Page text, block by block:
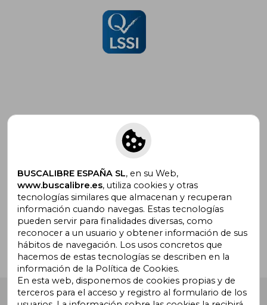
Suscríbete para recibir ofertas y
promociones
¿Necesitas ayuda?
Ir a Centro de Soporte
Buscalibre España . Calle Energía, 65, Nave 3 (08940),
BUSCALIBRE ESPAÑA SL, en su Web,
www.buscalibre.es, utiliza cookies y otras
tecnologías similares que almacenan y recuperan
información cuando navegas. Estas tecnologías
pueden servir para finalidades diversas, como
reconocer a un usuario y obtener información de sus
hábitos de navegación. Los usos concretos que
hacemos de estas tecnologías se describen en la
información de la Política de Cookies.
En esta web, disponemos de cookies propias y de
terceros para el acceso y registro al formulario de los